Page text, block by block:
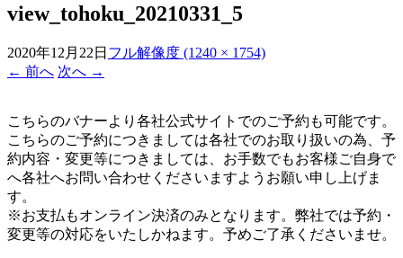
view_tohoku_20210331_5
2020年12月22日 フル解像度 (1240 × 1754)
← 前へ 次へ →
こちらのバナーより各社公式サイトでのご予約も可能です。
こちらのご予約につきましては各社でのお取り扱いの為、予
約内容・変更等につきましては、お手数でもお客様ご自身で
へ各社へお問い合わせくださいますようお願い申し上げま
す。
※お支払もオンライン決済のみとなります。弊社では予約・
変更等の対応をいたしかねます。予めご了承くださいませ。